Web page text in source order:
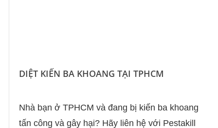
DIỆT KIẾN BA KHOANG TẠI TPHCM
Nhà bạn ở TPHCM và đang bị kiến ba khoang
tấn công và gây hại? Hãy liên hệ với Pestakill